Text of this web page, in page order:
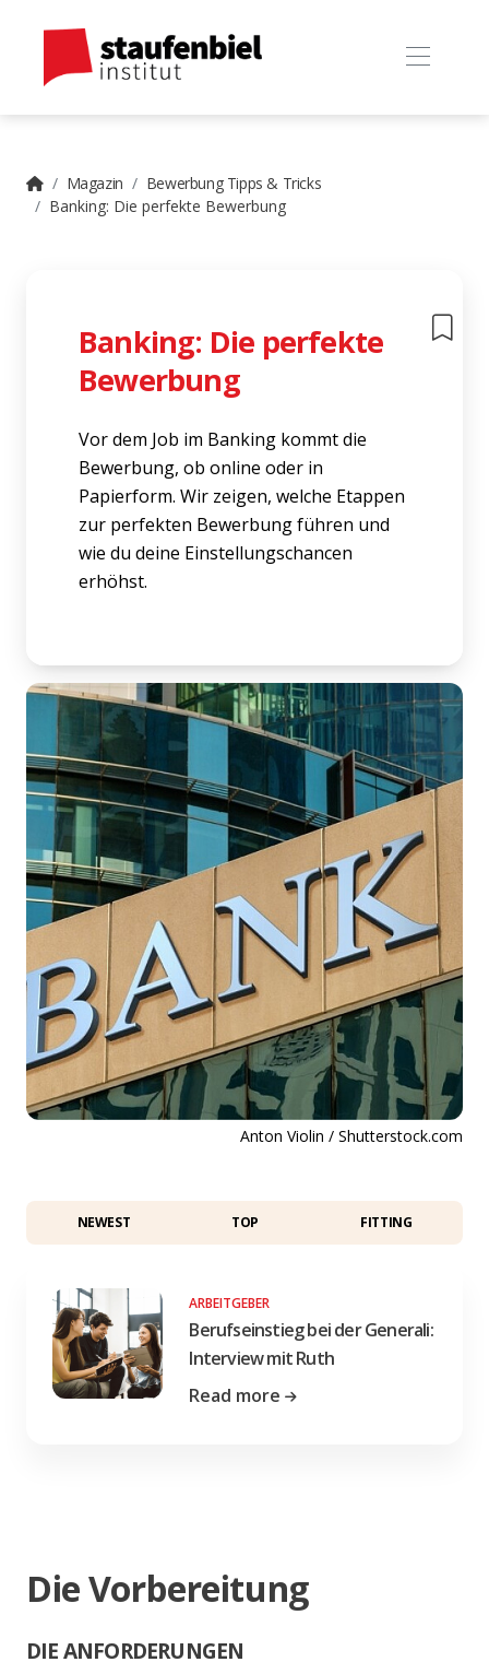
Magazin
Bewerbung Tipps & Tricks
Banking: Die perfekte Bewerbung
Banking: Die perfekte
Bewerbung
Vor dem Job im Banking kommt die
Bewerbung, ob online oder in
Papierform. Wir zeigen, welche Etappen
zur perfekten Bewerbung führen und
wie du deine Einstellungschancen
erhöhst.
Anton Violin / Shutterstock.com
NEWEST TOP FITTING
ARBEITGEBER
Berufseinstieg bei der Generali:
Interview mit Ruth
Read more
Die Vorbereitung
DIE ANFORDERUNGEN